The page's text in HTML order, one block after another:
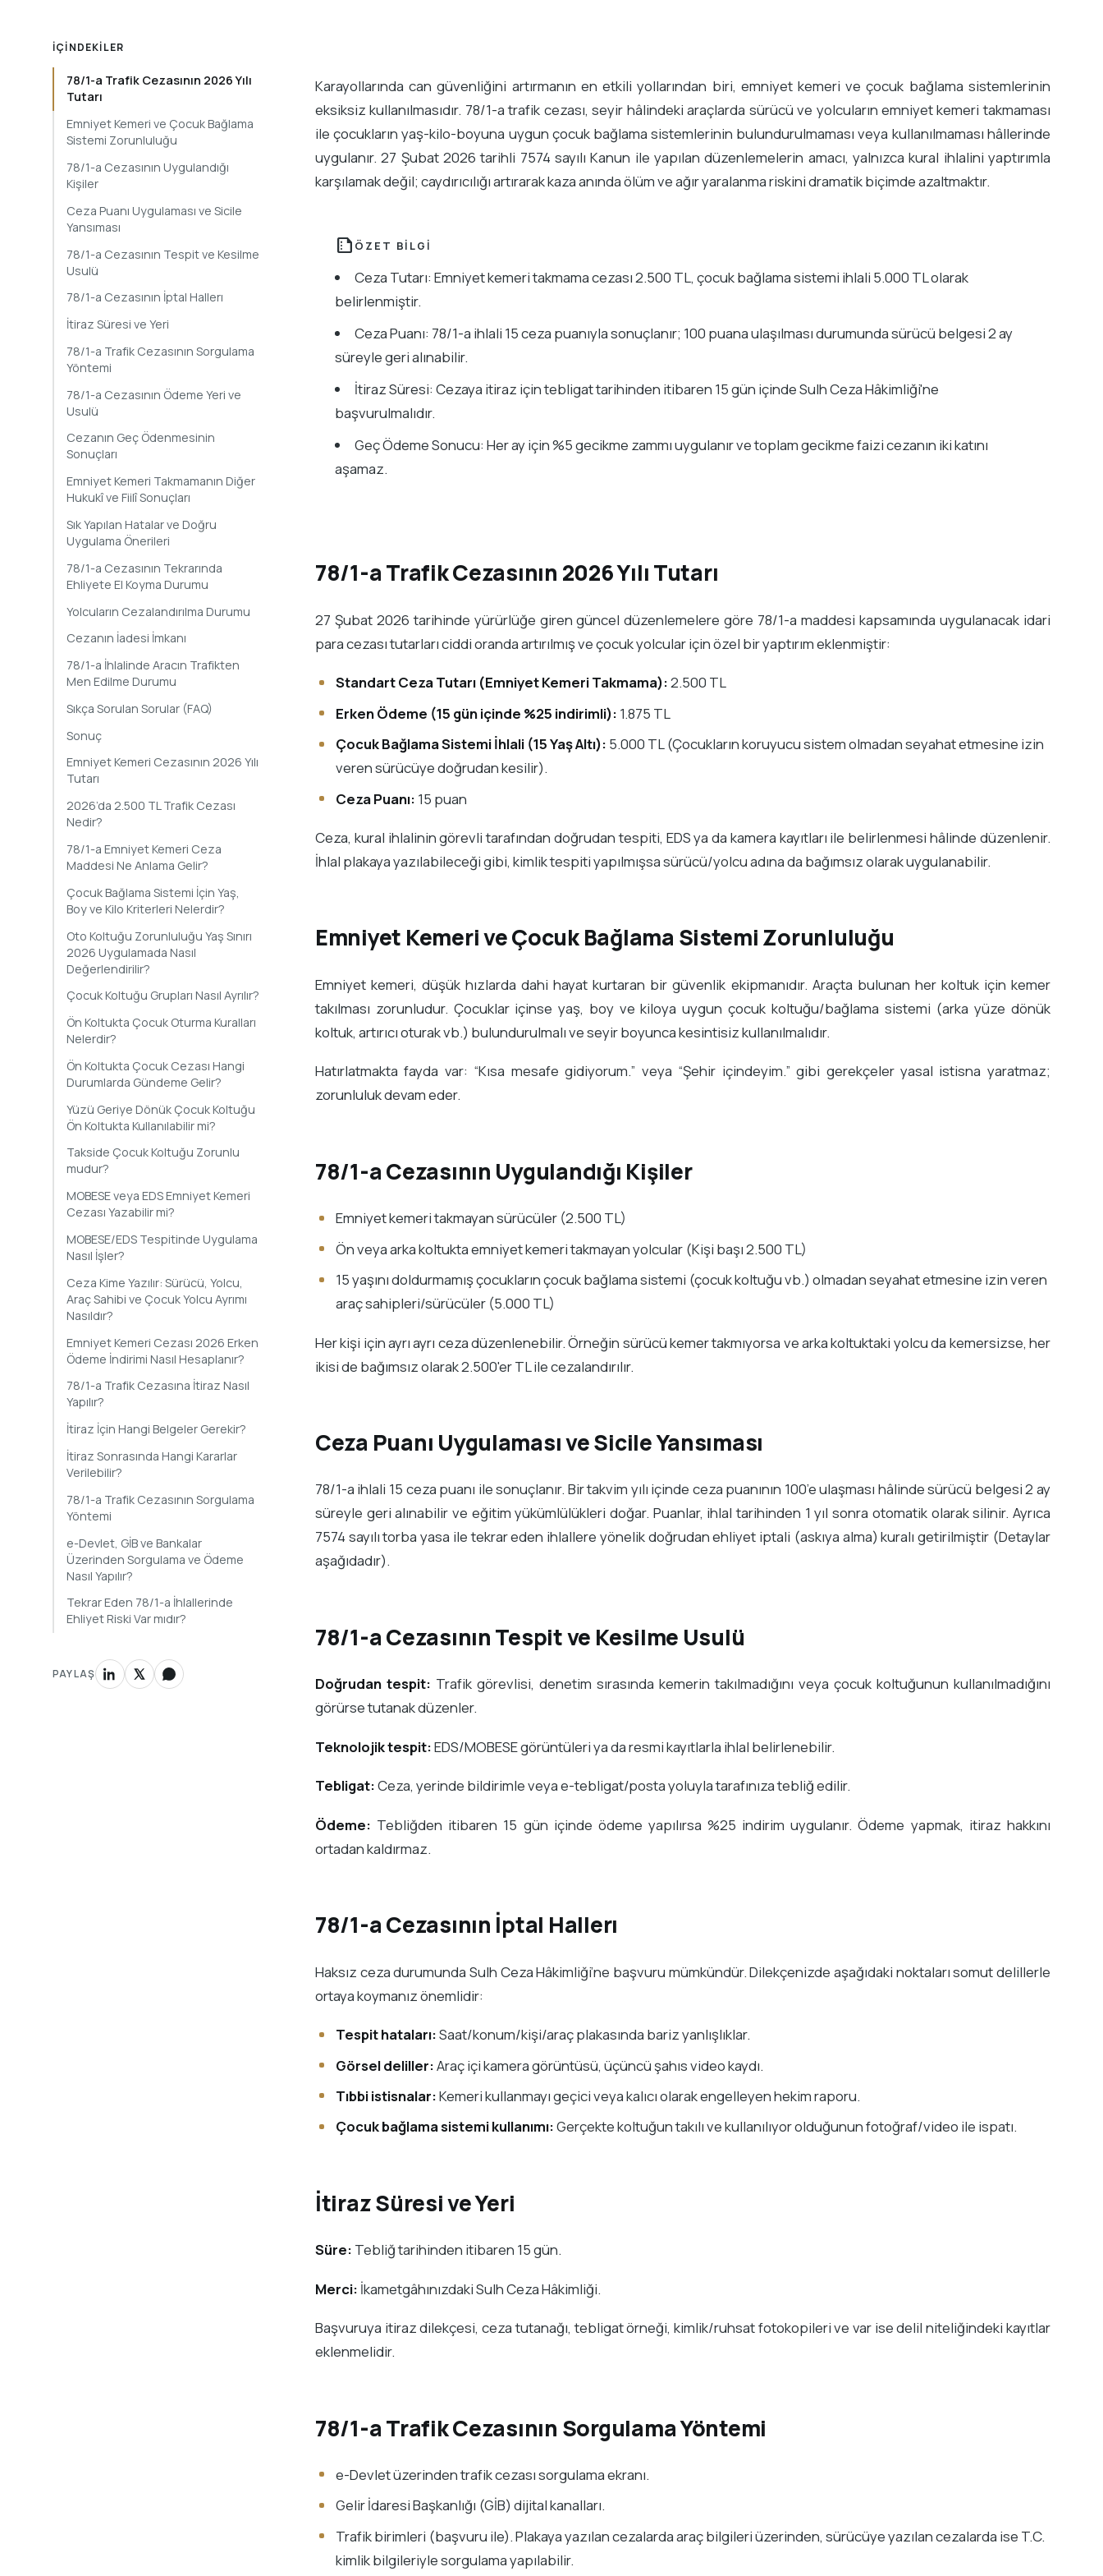
İÇINDEKILER
78/1-a Trafik Cezasının 2026 Yılı
Tutarı
Emniyet Kemeri ve Çocuk Bağlama
Sistemi Zorunluluğu
78/1-a Cezasının Uygulandığı
Kişiler
Ceza Puanı Uygulaması ve Sicile
Yansıması
78/1-a Cezasının Tespit ve Kesilme
Usulü
78/1-a Cezasının İptal Hallerı
İtiraz Süresi ve Yeri
78/1-a Trafik Cezasının Sorgulama
Yöntemi
78/1-a Cezasının Ödeme Yeri ve
Usulü
Cezanın Geç Ödenmesinin
Sonuçları
Emniyet Kemeri Takmamanın Diğer
Hukukî ve Fiilî Sonuçları
Sık Yapılan Hatalar ve Doğru
Uygulama Önerileri
78/1-a Cezasının Tekrarında
Ehliyete El Koyma Durumu
Yolcuların Cezalandırılma Durumu
Cezanın İadesi İmkanı
78/1-a İhlalinde Aracın Trafikten
Men Edilme Durumu
Sıkça Sorulan Sorular (FAQ)
Sonuç
Emniyet Kemeri Cezasının 2026 Yılı
Tutarı
2026’da 2.500 TL Trafik Cezası
Nedir?
78/1-a Emniyet Kemeri Ceza
Maddesi Ne Anlama Gelir?
Çocuk Bağlama Sistemi İçin Yaş,
Boy ve Kilo Kriterleri Nelerdir?
Oto Koltuğu Zorunluluğu Yaş Sınırı
2026 Uygulamada Nasıl
Değerlendirilir?
Çocuk Koltuğu Grupları Nasıl Ayrılır?
Ön Koltukta Çocuk Oturma Kuralları
Nelerdir?
Ön Koltukta Çocuk Cezası Hangi
Durumlarda Gündeme Gelir?
Yüzü Geriye Dönük Çocuk Koltuğu
Ön Koltukta Kullanılabilir mi?
Takside Çocuk Koltuğu Zorunlu
mudur?
MOBESE veya EDS Emniyet Kemeri
Cezası Yazabilir mi?
MOBESE/EDS Tespitinde Uygulama
Nasıl İşler?
Ceza Kime Yazılır: Sürücü, Yolcu,
Araç Sahibi ve Çocuk Yolcu Ayrımı
Nasıldır?
Emniyet Kemeri Cezası 2026 Erken
Ödeme İndirimi Nasıl Hesaplanır?
78/1-a Trafik Cezasına İtiraz Nasıl
Yapılır?
İtiraz İçin Hangi Belgeler Gerekir?
İtiraz Sonrasında Hangi Kararlar
Verilebilir?
78/1-a Trafik Cezasının Sorgulama
Yöntemi
e-Devlet, GİB ve Bankalar
Üzerinden Sorgulama ve Ödeme
Nasıl Yapılır?
Tekrar Eden 78/1-a İhlallerinde
Ehliyet Riski Var mıdır?
PAYLAŞ
Karayollarında can güvenliğini artırmanın en etkili yollarından biri, emniyet kemeri ve çocuk bağlama sistemlerinin
eksiksiz kullanılmasıdır. 78/1-a trafik cezası, seyir hâlindeki araçlarda sürücü ve yolcuların emniyet kemeri takmaması
ile çocukların yaş-kilo-boyuna uygun çocuk bağlama sistemlerinin bulundurulmaması veya kullanılmaması hâllerinde
uygulanır. 27 Şubat 2026 tarihli 7574 sayılı Kanun ile yapılan düzenlemelerin amacı, yalnızca kural ihlalini yaptırımla
karşılamak değil; caydırıcılığı artırarak kaza anında ölüm ve ağır yaralanma riskini dramatik biçimde azaltmaktır.
summarize ÖZET BILGI
Ceza Tutarı: Emniyet kemeri takmama cezası 2.500 TL, çocuk bağlama sistemi ihlali 5.000 TL olarak
belirlenmiştir.
Ceza Puanı: 78/1-a ihlali 15 ceza puanıyla sonuçlanır; 100 puana ulaşılması durumunda sürücü belgesi 2 ay
süreyle geri alınabilir.
İtiraz Süresi: Cezaya itiraz için tebligat tarihinden itibaren 15 gün içinde Sulh Ceza Hâkimliği'ne
başvurulmalıdır.
Geç Ödeme Sonucu: Her ay için %5 gecikme zammı uygulanır ve toplam gecikme faizi cezanın iki katını
aşamaz.
78/1-a Trafik Cezasının 2026 Yılı Tutarı
27 Şubat 2026 tarihinde yürürlüğe giren güncel düzenlemelere göre 78/1-a maddesi kapsamında uygulanacak idari
para cezası tutarları ciddi oranda artırılmış ve çocuk yolcular için özel bir yaptırım eklenmiştir:
Standart Ceza Tutarı (Emniyet Kemeri Takmama):2.500 TL
Erken Ödeme (15 gün içinde %25 indirimli): 1.875 TL
Çocuk Bağlama Sistemi İhlali (15 Yaş Altı): 5.000 TL (Çocukların koruyucu sistem olmadan seyahat etmesine izin
veren sürücüye doğrudan kesilir).
Ceza Puanı: 15 puan
Ceza, kural ihlalinin görevli tarafından doğrudan tespiti, EDS ya da kamera kayıtları ile belirlenmesi hâlinde düzenlenir.
İhlal plakaya yazılabileceği gibi, kimlik tespiti yapılmışsa sürücü/yolcu adına da bağımsız olarak uygulanabilir.
Emniyet Kemeri ve Çocuk Bağlama Sistemi Zorunluluğu
Emniyet kemeri, düşük hızlarda dahi hayat kurtaran bir güvenlik ekipmanıdır. Araçta bulunan her koltuk için kemer
takılması zorunludur. Çocuklar içinse yaş, boy ve kiloya uygun çocuk koltuğu/bağlama sistemi (arka yüze dönük
koltuk, artırıcı oturak vb.) bulundurulmalı ve seyir boyunca kesintisiz kullanılmalıdır.
Hatırlatmakta fayda var: “Kısa mesafe gidiyorum.” veya “Şehir içindeyim.” gibi gerekçeler yasal istisna yaratmaz;
zorunluluk devam eder.
78/1-a Cezasının Uygulandığı Kişiler
Emniyet kemeri takmayan sürücüler (2.500 TL)
Ön veya arka koltukta emniyet kemeri takmayan yolcular (Kişi başı 2.500 TL)
15 yaşını doldurmamış çocukların çocuk bağlama sistemi (çocuk koltuğu vb.) olmadan seyahat etmesine izin veren
araç sahipleri/sürücüler (5.000 TL)
Her kişi için ayrı ayrı ceza düzenlenebilir. Örneğin sürücü kemer takmıyorsa ve arka koltuktaki yolcu da kemersizse, her
ikisi de bağımsız olarak 2.500'er TL ile cezalandırılır.
Ceza Puanı Uygulaması ve Sicile Yansıması
78/1-a ihlali 15 ceza puanı ile sonuçlanır. Bir takvim yılı içinde ceza puanının 100’e ulaşması hâlinde sürücü belgesi 2 ay
süreyle geri alınabilir ve eğitim yükümlülükleri doğar. Puanlar, ihlal tarihinden 1 yıl sonra otomatik olarak silinir. Ayrıca
7574 sayılı torba yasa ile tekrar eden ihlallere yönelik doğrudan ehliyet iptali (askıya alma) kuralı getirilmiştir (Detaylar
aşağıdadır).
78/1-a Cezasının Tespit ve Kesilme Usulü
Doğrudan tespit: Trafik görevlisi, denetim sırasında kemerin takılmadığını veya çocuk koltuğunun kullanılmadığını
görürse tutanak düzenler.
Teknolojik tespit:EDS/MOBESE görüntüleri ya da resmi kayıtlarla ihlal belirlenebilir.
Tebligat:Ceza, yerinde bildirimle veya e-tebligat/posta yoluyla tarafınıza tebliğ edilir.
Ödeme: Tebliğden itibaren 15 gün içinde ödeme yapılırsa %25 indirim uygulanır. Ödeme yapmak, itiraz hakkını
ortadan kaldırmaz.
78/1-a Cezasının İptal Hallerı
Haksız ceza durumunda Sulh Ceza Hâkimliği’ne başvuru mümkündür. Dilekçenizde aşağıdaki noktaları somut delillerle
ortaya koymanız önemlidir:
Tespit hataları:Saat/konum/kişi/araç plakasında bariz yanlışlıklar.
Görsel deliller:Araç içi kamera görüntüsü, üçüncü şahıs video kaydı.
Tıbbi istisnalar:Kemeri kullanmayı geçici veya kalıcı olarak engelleyen hekim raporu.
Çocuk bağlama sistemi kullanımı:Gerçekte koltuğun takılı ve kullanılıyor olduğunun fotoğraf/video ile ispatı.
İtiraz Süresi ve Yeri
Süre: Tebliğ tarihinden itibaren 15 gün.
Merci: İkametgâhınızdaki Sulh Ceza Hâkimliği.
Başvuruya itiraz dilekçesi, ceza tutanağı, tebligat örneği, kimlik/ruhsat fotokopileri ve var ise delil niteliğindeki kayıtlar
eklenmelidir.
78/1-a Trafik Cezasının Sorgulama Yöntemi
e-Devlet üzerinden trafik cezası sorgulama ekranı.
Gelir İdaresi Başkanlığı (GİB) dijital kanalları.
Trafik birimleri (başvuru ile). Plakaya yazılan cezalarda araç bilgileri üzerinden, sürücüye yazılan cezalarda ise T.C.
kimlik bilgileriyle sorgulama yapılabilir.